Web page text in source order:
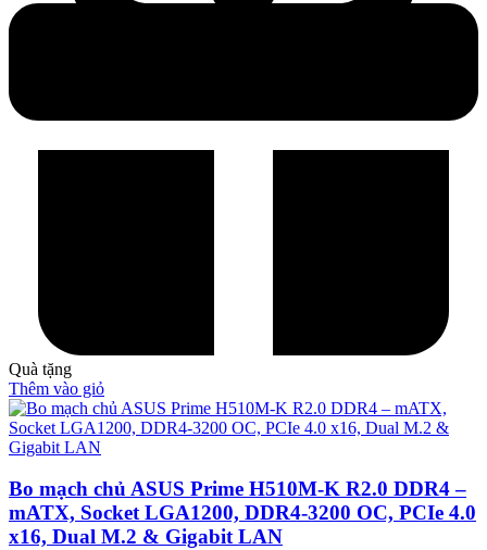
Quà tặng
Thêm vào giỏ
Bo mạch chủ ASUS Prime H510M-K R2.0 DDR4 –
mATX, Socket LGA1200, DDR4-3200 OC, PCIe 4.0
x16, Dual M.2 & Gigabit LAN